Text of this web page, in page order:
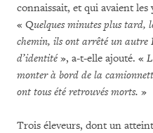
connaissait, et qui avaient les
« Quelques minutes plus tard,
chemin, ils ont arrêté un autre
d’identité», a-t-elle ajouté. «
monter à bord de la
ont tous été retrouvés morts. »
Trois éleveurs, dont un